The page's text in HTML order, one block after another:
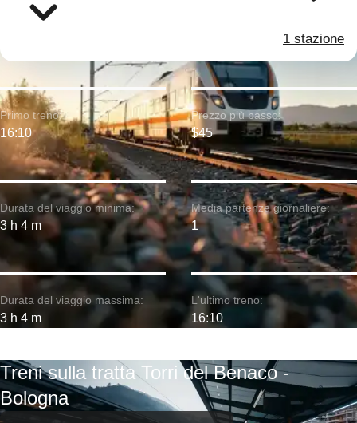
1 stazione
Durata del viaggio minima:
3 h 4 m
Primo treno:
16:10
Durata del viaggio massima:
3 h 4 m
Prezzo più basso:
$45
Media partenze giornaliere:
1
L'ultimo treno:
16:10
Treni sulla tratta Torri del Benaco -
Bologna